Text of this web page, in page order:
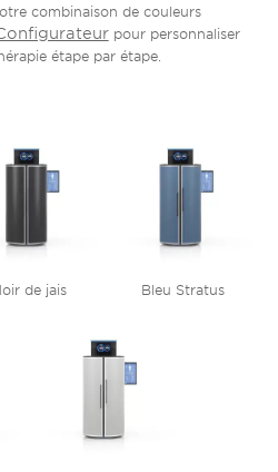
combinaison de couleurs
pour personnaliser
étape par étape.
de jais Bleu Stratus